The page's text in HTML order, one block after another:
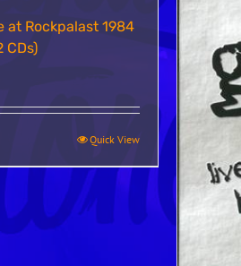
at Rockpalast 1984
CDs)
Quick View